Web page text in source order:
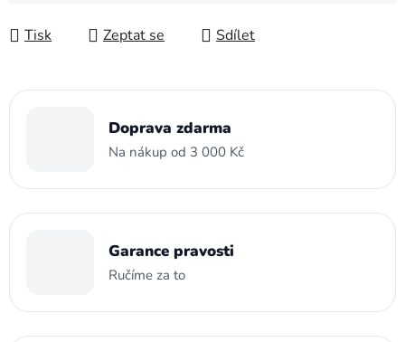
Tisk
Zeptat se Sdílet
Doprava zdarma
Na nákup od 3 000 Kč
Garance pravosti
Ručíme za to